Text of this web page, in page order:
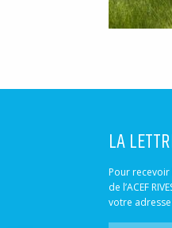
LA
Pour recevoir
de l’ACEF
votre